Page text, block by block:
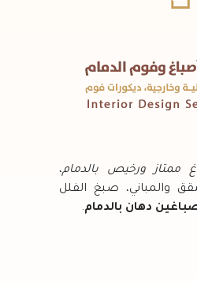
ممتاز ورخيص بالدمام،
والمباني، صبغ الفلل
دهان بالدمام.